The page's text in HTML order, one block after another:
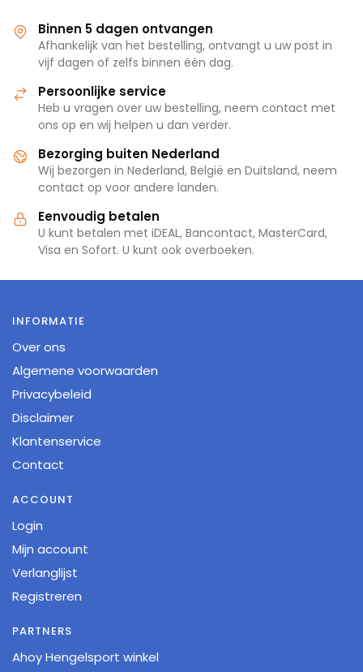
Binnen 5 dagen ontvangen
Afhankelijk van het bestelling, ontvangt u uw post in
vijf dagen of zelfs binnen één dag.
Persoonlijke service
Heb u vragen over uw bestelling, neem contact met
ons op en wij helpen u dan verder.
Bezorging buiten Nederland
Wij bezorgen in Nederland, België en Duitsland, neem
contact op voor andere landen.
Eenvoudig betalen
U kunt betalen met iDEAL, Bancontact, MasterCard,
Visa en Sofort. U kunt ook overboeken.
INFORMATIE
Over ons
Algemene voorwaarden
Privacybeleid
Disclaimer
Klantenservice
Contact
ACCOUNT
Login
Mijn account
Verlanglijst
Registreren
PARTNERS
Ahoy Hengelsport winkel